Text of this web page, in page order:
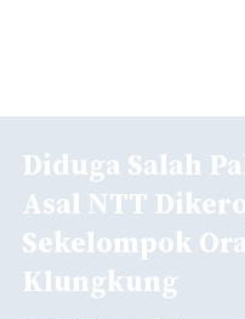
Diduga Salah
Asal NTT
Sekelompok
Klungkung